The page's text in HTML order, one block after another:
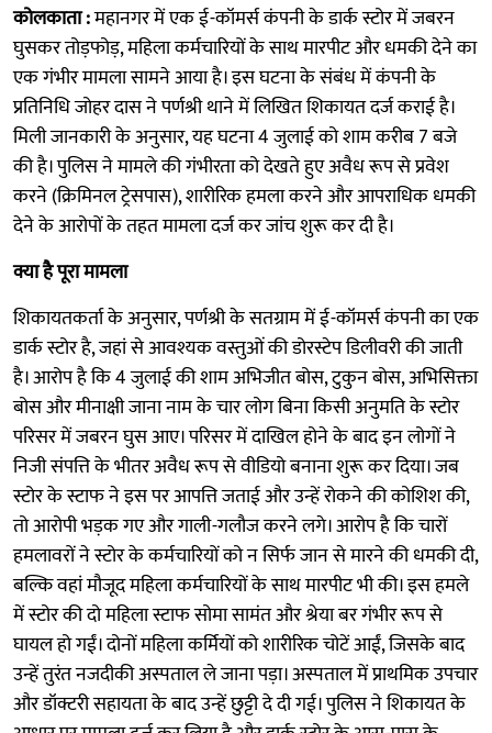
कोलकाता :महानगर में एक ई-कॉमर्स कंपनी के डार्क स्टोर में जबरन
घुसकर तोड़फोड़, महिला कर्मचारियों के साथ मारपीट और धमकी देने का
एक गंभीर मामला सामने आया है। इस घटना के संबंध में कंपनी के
प्रतिनिधि जोहर दास ने पर्णश्री थाने में लिखित शिकायत दर्ज कराई है।
मिली जानकारी के अनुसार, यह घटना 4 जुलाई को शाम करीब 7 बजे
की है। पुलिस ने मामले की गंभीरता को देखते हुए अवैध रूप से प्रवेश
करने (क्रिमिनल ट्रेसपास), शारीरिक हमला करने और आपराधिक धमकी
देने के आरोपों के तहत मामला दर्ज कर जांच शुरू कर दी है।
क्या है पूरा मामला
शिकायतकर्ता के अनुसार, पर्णश्री के सतग्राम में ई-कॉमर्स कंपनी का एक
डार्क स्टोर है, जहां से आवश्यक वस्तुओं की डोरस्टेप डिलीवरी की जाती
है। आरोप है कि 4 जुलाई की शाम अभिजीत बोस, टुकुन बोस, अभिसिक्ता
बोस और मीनाक्षी जाना नाम के चार लोग बिना किसी अनुमति के स्टोर
परिसर में जबरन घुस आए। परिसर में दाखिल होने के बाद इन लोगों ने
निजी संपत्ति के भीतर अवैध रूप से वीडियो बनाना शुरू कर दिया। जब
स्टोर के स्टाफ ने इस पर आपत्ति जताई और उन्हें रोकने की कोशिश की,
तो आरोपी भड़क गए और गाली-गलौज करने लगे। आरोप है कि चारों
हमलावरों ने स्टोर के कर्मचारियों को न सिर्फ जान से मारने की धमकी दी,
बल्कि वहां मौजूद महिला कर्मचारियों के साथ मारपीट भी की। इस हमले
में स्टोर की दो महिला स्टाफ सोमा सामंत और श्रेया बर गंभीर रूप से
घायल हो गईं। दोनों महिला कर्मियों को शारीरिक चोटें आईं, जिसके बाद
उन्हें तुरंत नजदीकी अस्पताल ले जाना पड़ा। अस्पताल में प्राथमिक उपचार
और डॉक्टरी सहायता के बाद उन्हें छुट्टी दे दी गई। पुलिस ने शिकायत के